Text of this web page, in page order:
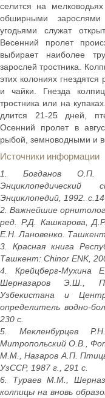
селится на
обширными
угодьями служат
Весенний пролет
выбирает наиболее
зарослей тростника.
этих колониях
и чайки. Гнезда
тростника или на
длится 21-25 дней,
Осенний пролет в
рыбой, земноводными и
Источники информации
1. Богданов О.П.
Энциклопедий, 1992.
2. Важнейшие
ред. Р.Д. Кашкарова,
Е.Н. Лановенко. Ташкент
3. Красная книга
Ташкент: Chinor ENK,
4. Крейцберг-Мухина
Шерназаров Э.Ш.,
Узбекистана и
определитель водно-
230 с.
5. Мекленбурцев
Митропольский О.В.,
М.М., Назаров А.П.
УзССР, 1987 г., 291 с.
6. Тураев М.М.,
колпицы на вновь